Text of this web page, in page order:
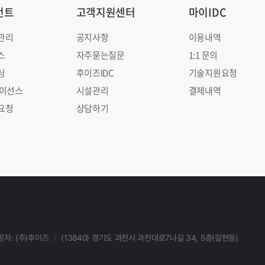
트
리
선스
청
고객지원센터
공지사항
자주묻는질문
후이즈IDC
시설관리
상담하기
마이IDC
이용내역
1:1 문의
기술지원요청
결제내역
자: (주)후이즈 (13840) 경기도 과천시 과천대로7나길 34, 5층(갈현동)